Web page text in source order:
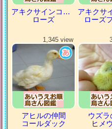
アキクサインコ（秋草インコ）
ローズ
ローズ
1,345 view
アヒルの仲間
コールダック
ウズラ
ヒメ